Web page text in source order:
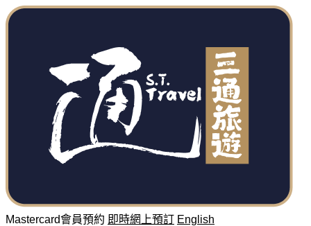
Mastercard會員預約 即時網上預訂 English